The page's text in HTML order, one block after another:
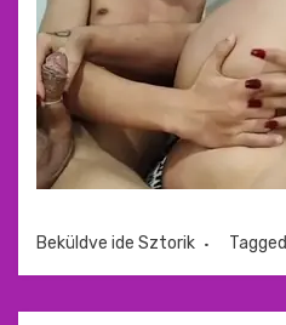
Beküldve ide Sztorik Tagged